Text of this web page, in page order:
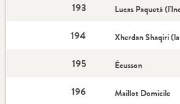
193
194
195 Écusson
196 Maillot Domicile